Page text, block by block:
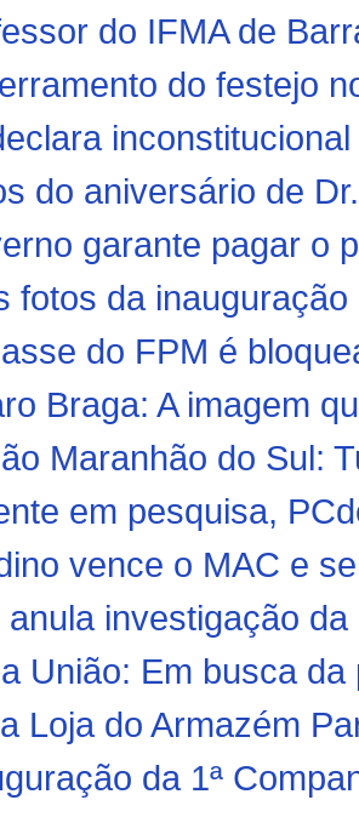
do IFMA de
do festejo
do aniversário de
garante pagar o
fotos da
do FPM é
Braga: A imagem
Maranhão do Sul:
em pesquisa,
vence o MAC e
anula investigação
União: Em busca
Loja do Armazém
da 1ª